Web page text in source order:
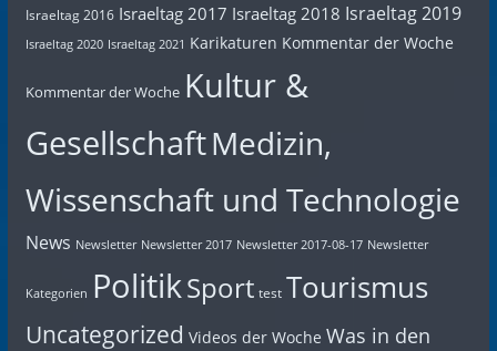
Israeltag 2016 Israeltag 2017 Israeltag 2018 Israeltag 2019
Israeltag 2020 Israeltag 2021 Karikaturen Kommentar der Woche
Kommentar der Woche Kultur &
GesellschaftMedizin,
Wissenschaft und Technologie
News Newsletter Newsletter 2017 Newsletter 2017-08-17 Newsletter
Kategorien PolitikSport test Tourismus
Uncategorized Videos der Woche Was in den